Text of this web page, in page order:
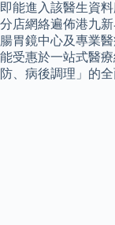
即能進入該醫生資
分店網絡遍佈港九
腸胃鏡中心及專業
能受惠於一站式醫
防、病後調理」的全